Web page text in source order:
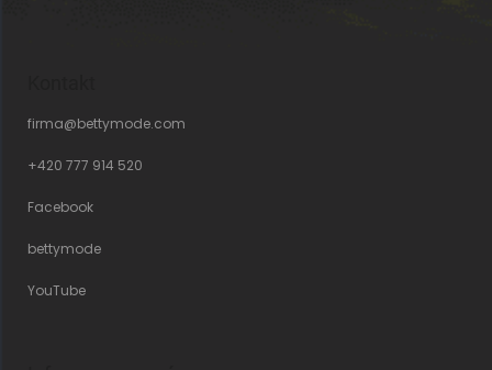
firma@bettymode.com
+420 777 914 520
Facebook
bettymode
YouTube